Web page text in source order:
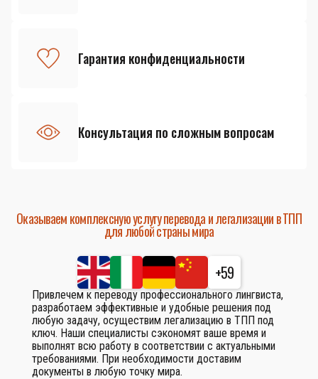
Гарантия конфиденциальности
Консультация по сложным вопросам
Оказываем комплексную услугу перевода и легализации в ТПП
для любой страны мира
+59
Привлечем к переводу профессионального лингвиста,
разработаем эффективные и удобные решения под
любую задачу, осуществим легализацию в ТПП под
ключ. Наши специалисты сэкономят ваше время и
выполнят всю работу в соответствии с актуальными
требованиями. При необходимости доставим
документы в любую точку мира.